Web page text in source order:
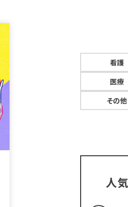
看護
医療
その他
人